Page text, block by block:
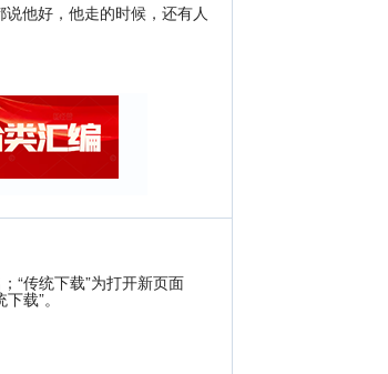
他好，他走的时候，还有人
“传统下载”为打开新页面
载”。